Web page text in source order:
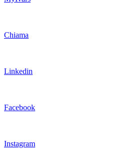
Chiama
Linkedin
Facebook
Instagram